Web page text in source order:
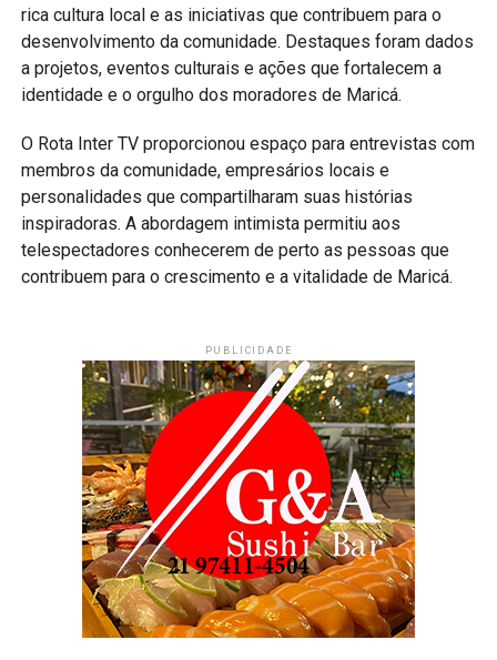
rica cultura local e as iniciativas que contribuem para o
desenvolvimento da comunidade. Destaques foram dados
a projetos, eventos culturais e ações que fortalecem a
identidade e o orgulho dos moradores de Maricá.
O Rota Inter TV proporcionou espaço para entrevistas com
membros da comunidade, empresários locais e
personalidades que compartilharam suas histórias
inspiradoras. A abordagem intimista permitiu aos
telespectadores conhecerem de perto as pessoas que
contribuem para o crescimento e a vitalidade de Maricá.
PUBLICIDADE